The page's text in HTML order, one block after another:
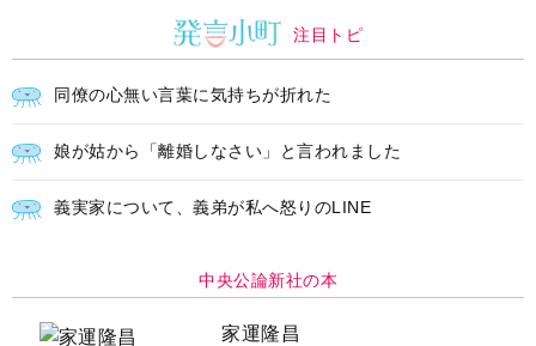
注目トピ
同僚の心無い言葉に気持ちが折れた
娘が姑から「離婚しなさい」と言われました
義実家について、義弟が私へ怒りのLINE
中央公論新社の本
家運隆昌